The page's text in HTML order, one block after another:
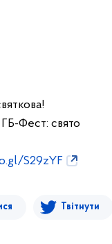
Фест: свято
S29zYF
Твітнути